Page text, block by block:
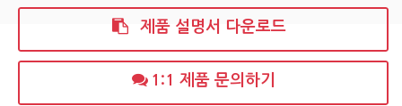
제품 설명서 다운로드
1:1 제품 문의하기